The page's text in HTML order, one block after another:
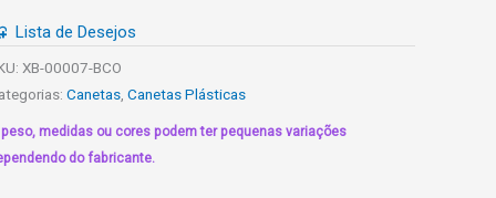
Lista de Desejos
XB-00007-BCO
Canetas ,Canetas Plásticas
peso, medidas ou cores podem ter pequenas variações
do fabricante.